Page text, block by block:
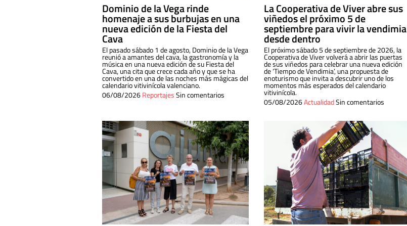
Dominio de la Vega rinde
homenaje a sus burbujas en una
nueva edición de la Fiesta del
Cava
El pasado sábado 1 de agosto, Dominio de la Vega
reunió a amantes del cava, la gastronomía y la
música en una nueva edición de su Fiesta del
Cava, una cita que crece cada año y que se ha
convertido en una de las noches más mágicas del
calendario vitivinícola valenciano.
06/08/2026ReportajesSin comentarios
La Cooperativa de Viver abre sus
viñedos el próximo 5 de
septiembre para vivir la vendimia
desde dentro
El próximo sábado 5 de septiembre de 2026, la
Cooperativa de Viver volverá a abrir las puertas
de sus viñedos para celebrar una nueva edición
de ‘Tiempo de Vendimia’, una propuesta de
enoturismo que invita a descubrir uno de los
momentos más esperados del calendario
vitivinícola.
05/08/2026ActualidadSin comentarios